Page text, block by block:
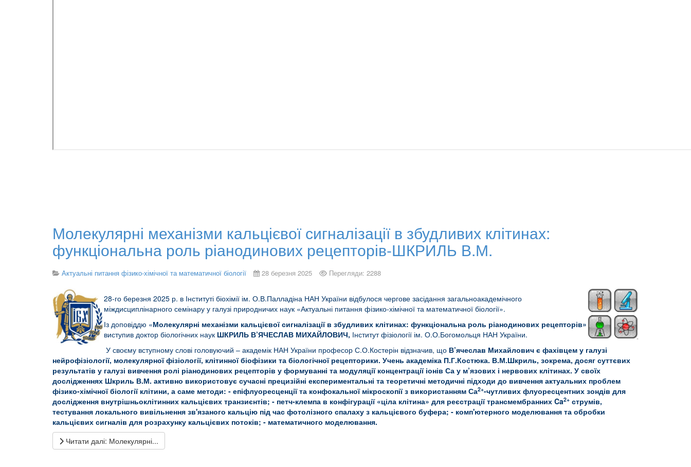
Молекулярні механізми кальцієвої сигналізації в збудливих клітинах:
функціональна роль ріанодинових рецепторів-ШКРИЛЬ В.М.
Актуальні питання фізико-хімічної та математичної біології 28 березня 2025 Перегляди: 2288
28-го березня 2025 р. в Інституті біохімії ім. О.В.Палладіна НАН України відбулося чергове засідання загальноакадемічного
міждисциплінарного семінару у галузі природничих наук «Актуальні питання фізико-хімічної та математичної біології».
Із доповіддю «Молекулярні механізми кальцієвої сигналізації в збудливих клітинах: функціональна роль ріанодинових рецепторів»
виступив доктор біологічних наук ШКРИЛЬ В’ЯЧЕСЛАВ МИХАЙЛОВИЧ, Інститут фізіології ім. О.О.Богомольця НАН України.
У своєму вступному слові головуючий – академік НАН України професор С.О.Костерін відзначив, що В’ячеслав Михайлович є фахівцем у галузі
нейрофізіології, молекулярної фізіології, клітинної біофізики та біологічної рецепторики. Учень академіка П.Г.Костюка. В.М.Шкриль, зокрема, досяг суттєвих
результатів у галузі вивчення ролі ріанодинових рецепторів у формуванні та модуляції концентрації іонів Са у м’язових і нервових клітинах. У своїх
дослідженнях Шкриль В.М. активно використовує сучасні прецизійні експериментальні та теоретичні методичні підходи до вивчення актуальних проблем
фізико-хімічної біології клітини, а саме методи: - епіфлуоресценції та конфокальної мікроскопії з використанням Са2+-чутливих флуоресцентних зондів для
дослідження внутрішньоклітинних кальцієвих транзиєнтів; - петч-клемпа в конфігурації «ціла клітина» для реєстрації трансмембранних Ca2+ струмів,
тестування локального вивільнення зв'язаного кальцію під час фотолізного спалаху з кальцієвого буфера; - комп'ютерного моделювання та обробки
кальцієвих сигналів для розрахунку кальцієвих потоків; - математичного моделювання.
Читати далі: Молекулярні...